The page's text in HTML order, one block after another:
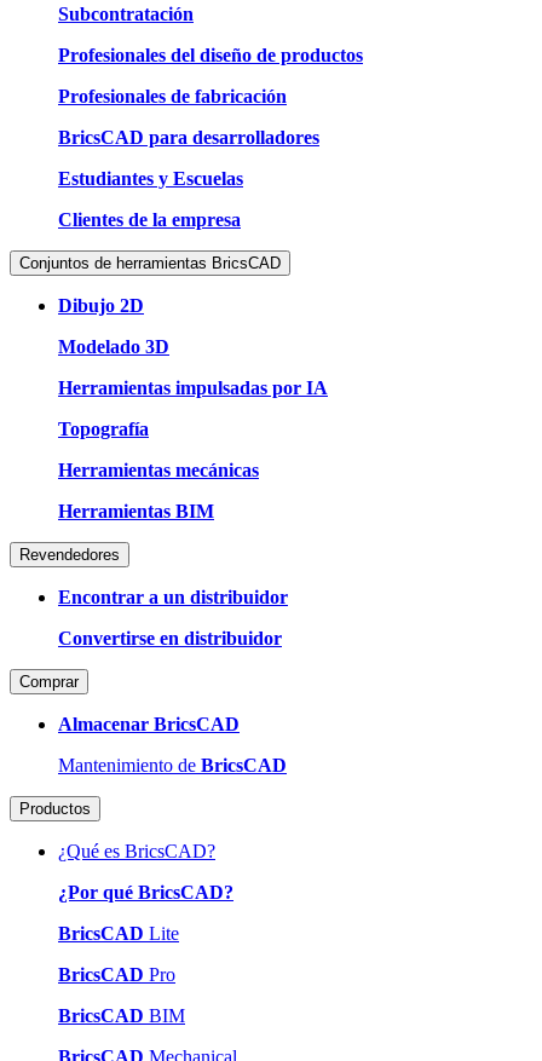
Subcontratación
Profesionales del diseño de productos
Profesionales de fabricación
BricsCAD para desarrolladores
Estudiantes y Escuelas
Clientes de la empresa
Conjuntos de herramientas BricsCAD
Dibujo 2D
Modelado 3D
Herramientas impulsadas por IA
Topografía
Herramientas mecánicas
Herramientas BIM
Revendedores
Encontrar a un distribuidor
Convertirse en distribuidor
Comprar
Almacenar BricsCAD
Mantenimiento de BricsCAD
Productos
¿Qué es BricsCAD?
¿Por qué BricsCAD?
BricsCAD Lite
BricsCAD Pro
BricsCAD BIM
BricsCAD Mechanical